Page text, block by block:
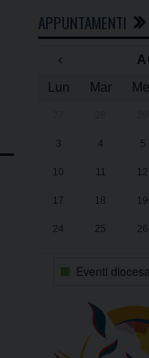
APPUNTAMENTI
‹
Lun
Mar
3 4 5
10 11 12
17 18 19
24 25 26
Eventi